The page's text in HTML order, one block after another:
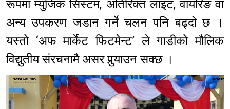
रूपमा म्युजिक सिस्टम, अतिरिक्त लाइट, वायरिङ वा
अन्य उपकरण जडान गर्ने चलन पनि बढ्दो छ ।
यस्तो ‘अफ मार्केट फिटमेन्ट’ ले गाडीको मौलिक
विद्युतीय संरचनामै असर पुर्‍याउन सक्छ ।